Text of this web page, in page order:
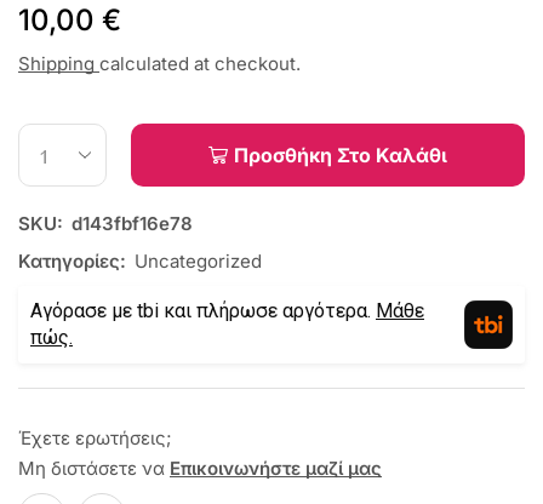
10,00 €
Shipping calculated at checkout.
Προσθήκη Στο Καλάθι
SKU: d143fbf16e78
Κατηγορίες: Uncategorized
Αγόρασε με tbi και πλήρωσε αργότερα. Μάθε
πώς.
Έχετε ερωτήσεις;
Μη διστάσετε να Επικοινωνήστε μαζί μας